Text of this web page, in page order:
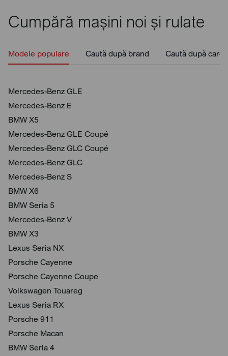
Cumpără mașini noi și rulate
Modele populare Caută după brand Caută după
Mercedes-Benz GLE
Mercedes-Benz E
BMW X5
Mercedes-Benz GLE Coupé
Mercedes-Benz GLC Coupé
Mercedes-Benz GLC
Mercedes-Benz S
BMW X6
BMW Seria 5
Mercedes-Benz V
BMW X3
Lexus Seria NX
Porsche Cayenne
Porsche Cayenne Coupe
Volkswagen Touareg
Lexus Seria RX
Porsche 911
Porsche Macan
BMW Seria 4